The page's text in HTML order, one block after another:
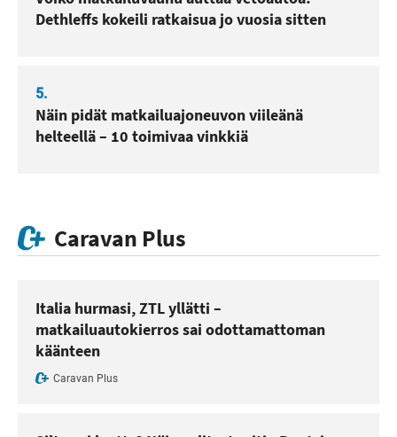
Dethleffs kokeili ratkaisua jo vuosia sitten
5.
Näin pidät matkailuajoneuvon viileänä
helteellä – 10 toimivaa vinkkiä
Caravan Plus
Italia hurmasi, ZTL yllätti –
matkailuautokierros sai odottamattoman
käänteen
Caravan Plus